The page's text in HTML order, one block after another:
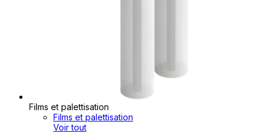
Films et palettisation
Films et palettisation
Voir tout